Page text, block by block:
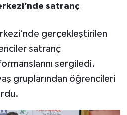
satranç
gerçekleştirilen
satranç
sergiledi.
gruplarından öğrencileri